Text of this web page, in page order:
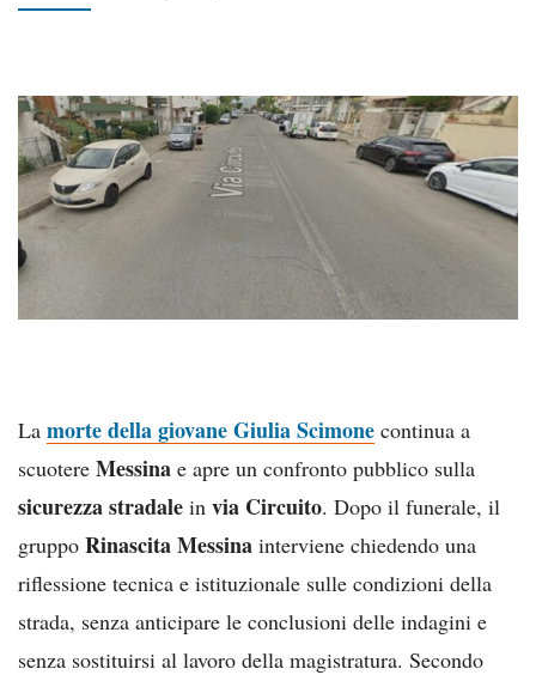
La morte della giovane Giulia Scimone continua a
scuotere Messina e apre un confronto pubblico sulla
sicurezza stradale in via Circuito. Dopo il funerale, il
gruppo Rinascita Messina interviene chiedendo una
riflessione tecnica e istituzionale sulle condizioni della
strada, senza anticipare le conclusioni delle indagini e
senza sostituirsi al lavoro della magistratura. Secondo